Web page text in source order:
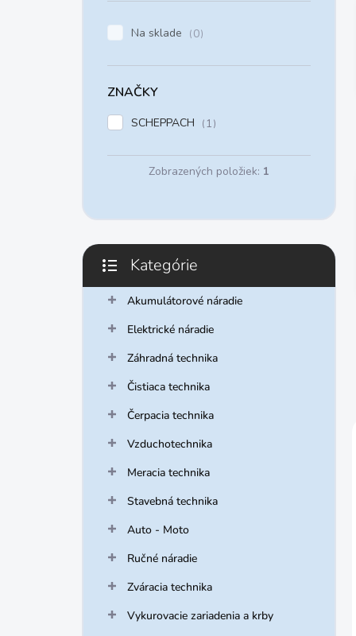
Na sklade 0
ZNAČKY
SCHEPPACH 1
Zobrazených položiek: 1
kategórie
Kategórie
Akumulátorové náradie
Elektrické náradie
Záhradná technika
Čistiaca technika
Čerpacia technika
Vzduchotechnika
Meracia technika
Stavebná technika
Auto - Moto
Ručné náradie
Zváracia technika
Vykurovacie zariadenia a krby